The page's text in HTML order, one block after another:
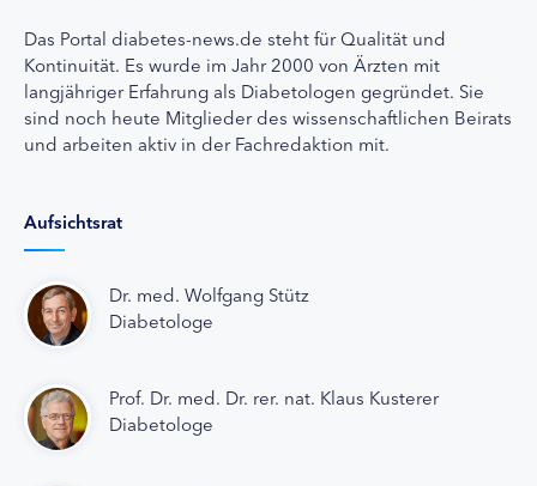
Das Portal diabetes-news.de steht für Qualität und
Kontinuität. Es wurde im Jahr 2000 von Ärzten mit
langjähriger Erfahrung als Diabetologen gegründet. Sie
sind noch heute Mitglieder des wissenschaftlichen Beirats
und arbeiten aktiv in der Fachredaktion mit.
Aufsichtsrat
Dr. med. Wolfgang Stütz
Diabetologe
Prof. Dr. med. Dr. rer. nat. Klaus Kusterer
Diabetologe